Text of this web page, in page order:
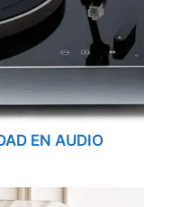
EN AUDIO